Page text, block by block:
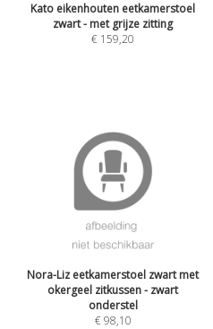
Kato eikenhouten eetkamerstoel
zwart - met grijze zitting
€ 159,20
Nora-Liz eetkamerstoel zwart met
okergeel zitkussen - zwart
onderstel
€98,10